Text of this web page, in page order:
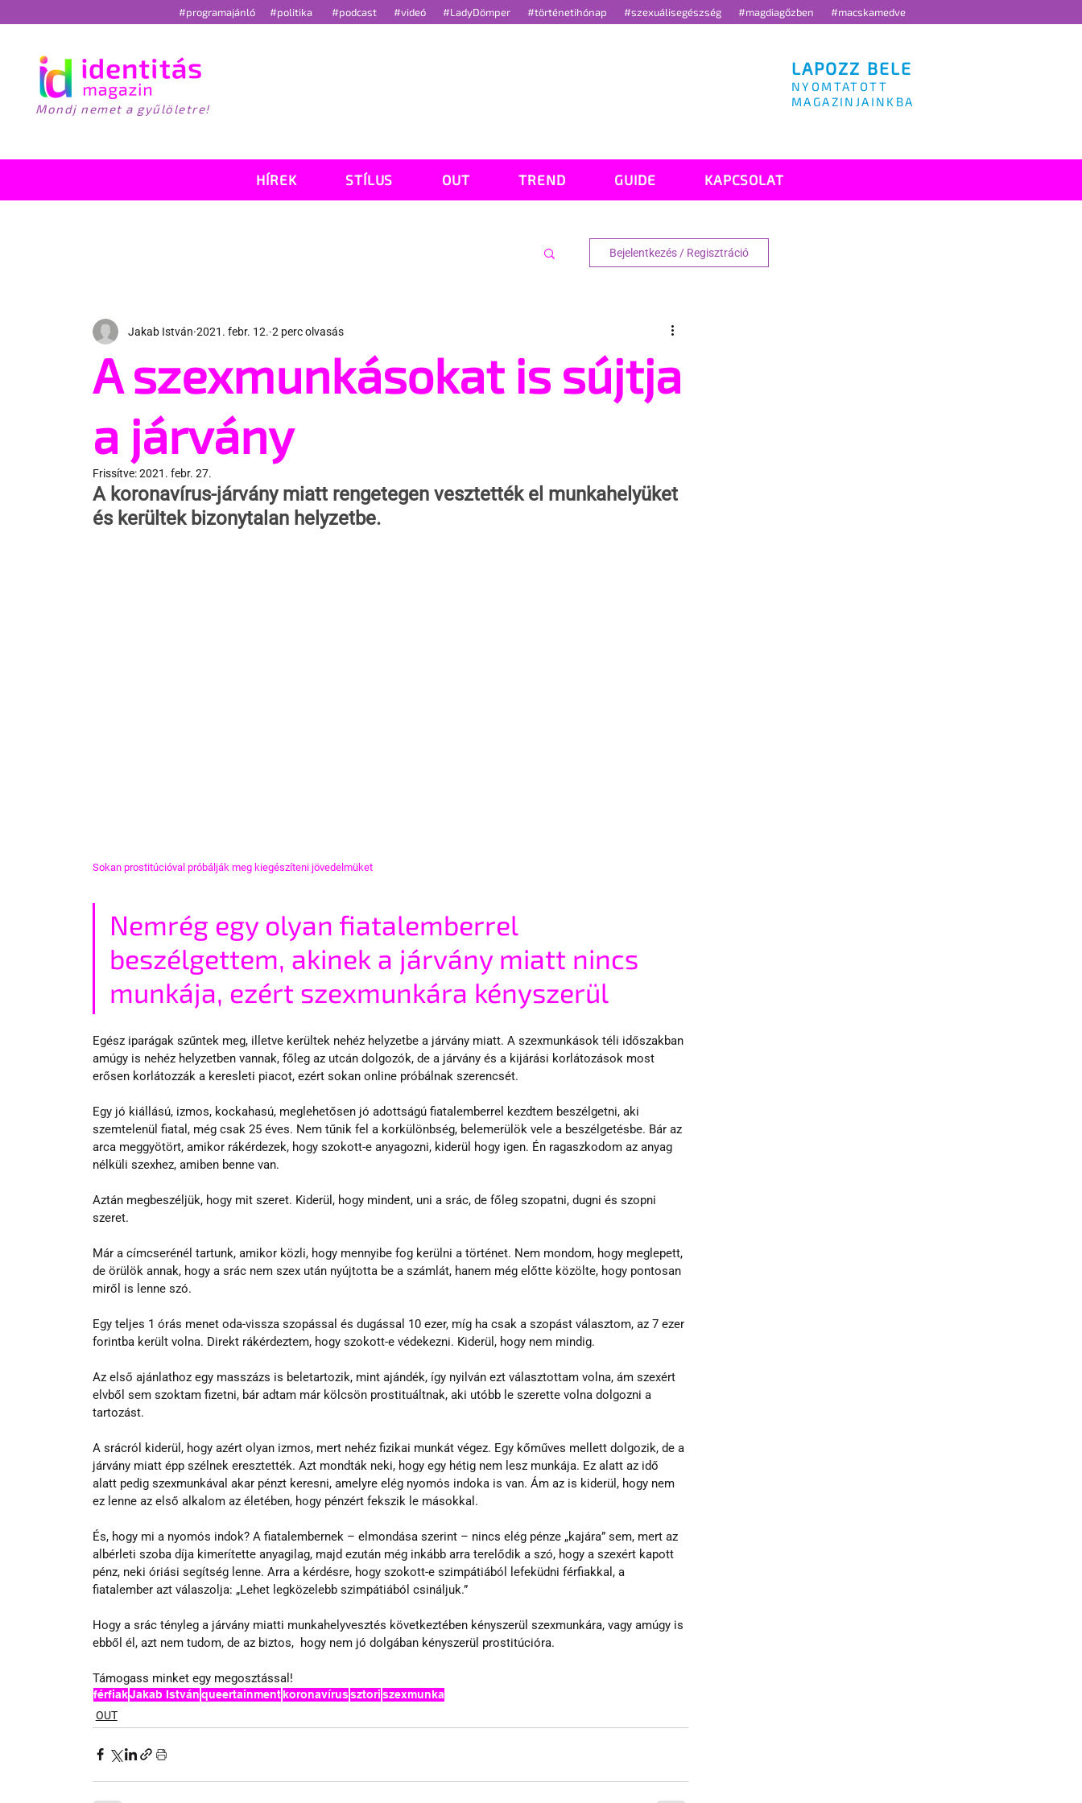
#programajánló #politika #podcast #videó #LadyDömper #történetihónap #szexuálisegészség #magdiagőzben #macskamedve
Mondj nemet a gyűlöletre!
LAPOZZ BELE
NYOMTATOTT
MAGAZINJAINKBA
HÍREK STÍLUS OUT TREND GUIDE KAPCSOLAT
Bejelentkezés / Regisztráció
A szexmunkásokat is sújtja
a járvány
Jakab István 2021. febr. 12. 2 perc olvasás
Frissítve:2021. febr. 27.
A koronavírus-járvány miatt rengetegen vesztették el munkahelyüket
és kerültek bizonytalan helyzetbe.
Sokan prostitúcióval próbálják meg kiegészíteni jövedelmüket
Nemrég egy olyan fiatalemberrel
beszélgettem, akinek a járvány miatt nincs
munkája, ezért szexmunkára kényszerül
Egész iparágak szűntek meg, illetve kerültek nehéz helyzetbe a járvány miatt. A szexmunkások téli időszakban
amúgy is nehéz helyzetben vannak, főleg az utcán dolgozók, de a járvány és a kijárási korlátozások most
erősen korlátozzák a keresleti piacot, ezért sokan online próbálnak szerencsét.
Egy jó kiállású, izmos, kockahasú, meglehetősen jó adottságú fiatalemberrel kezdtem beszélgetni, aki
szemtelenül fiatal, még csak 25 éves. Nem tűnik fel a korkülönbség, belemerülök vele a beszélgetésbe. Bár az
arca meggyötört, amikor rákérdezek, hogy szokott-e anyagozni, kiderül hogy igen. Én ragaszkodom az anyag
nélküli szexhez, amiben benne van.
Aztán megbeszéljük, hogy mit szeret. Kiderül, hogy mindent, uni a srác, de főleg szopatni, dugni és szopni
szeret.
Már a címcserénél tartunk, amikor közli, hogy mennyibe fog kerülni a történet. Nem mondom, hogy meglepett,
de örülök annak, hogy a srác nem szex után nyújtotta be a számlát, hanem még előtte közölte, hogy pontosan
miről is lenne szó.
Egy teljes 1 órás menet oda-vissza szopással és dugással 10 ezer, míg ha csak a szopást választom, az 7 ezer
forintba került volna. Direkt rákérdeztem, hogy szokott-e védekezni. Kiderül, hogy nem mindig.
Az első ajánlathoz egy masszázs is beletartozik, mint ajándék, így nyilván ezt választottam volna, ám szexért
elvből sem szoktam fizetni, bár adtam már kölcsön prostituáltnak, aki utóbb le szerette volna dolgozni a
tartozást.
A srácról kiderül, hogy azért olyan izmos, mert nehéz fizikai munkát végez. Egy kőműves mellett dolgozik, de a
járvány miatt épp szélnek eresztették. Azt mondták neki, hogy egy hétig nem lesz munkája. Ez alatt az idő
alatt pedig szexmunkával akar pénzt keresni, amelyre elég nyomós indoka is van. Ám az is kiderül, hogy nem
ez lenne az első alkalom az életében, hogy pénzért fekszik le másokkal.
És, hogy mi a nyomós indok? A fiatalembernek – elmondása szerint – nincs elég pénze „kajára” sem, mert az
albérleti szoba díja kimerítette anyagilag, majd ezután még inkább arra terelődik a szó, hogy a szexért kapott
pénz, neki óriási segítség lenne. Arra a kérdésre, hogy szokott-e szimpátiából lefeküdni férfiakkal, a
fiatalember azt válaszolja: „Lehet legközelebb szimpátiából csináljuk.”
Hogy a srác tényleg a járvány miatti munkahelyvesztés következtében kényszerül szexmunkára, vagy amúgy is
ebből él, azt nem tudom, de az biztos,  hogy nem jó dolgában kényszerül prostitúcióra.
Támogass minket egy megosztással!
férfiakJakab Istvánqueertainment koronavírussztoriszexmunka
OUT